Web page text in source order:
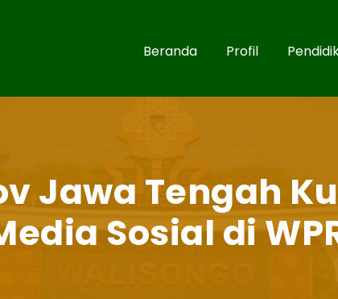
Beranda Profil
Jawa Tengah
Sosial di